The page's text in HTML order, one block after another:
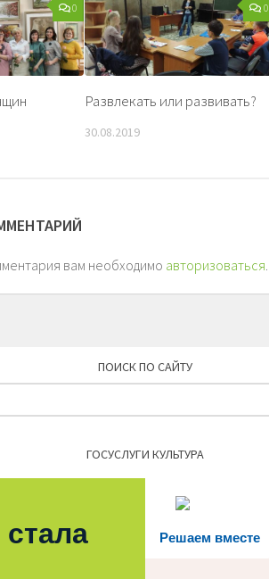
0 0
Развлекать или развивать?
30.08.2019
вам необходимо авторизоваться.
ПОИСК ПО САЙТУ
ГОСУСЛУГИ КУЛЬТУРА
Решаем вместе